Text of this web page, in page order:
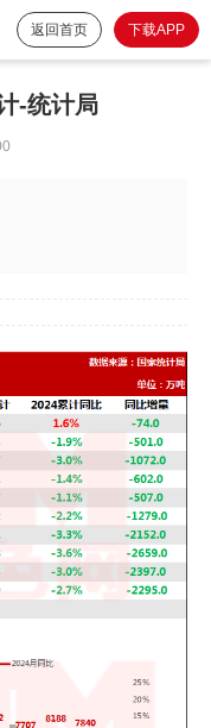
返回首页 下载APP
-统计局